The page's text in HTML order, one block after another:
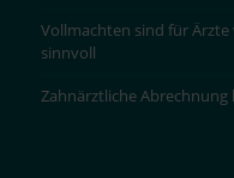
Vollmachten sind für
sinnvoll
Zahnärztliche Abrechnung